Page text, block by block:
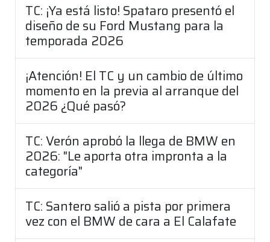
TC: ¡Ya está listo! Spataro presentó el
diseño de su Ford Mustang para la
temporada 2026
¡Atención! El TC y un cambio de último
momento en la previa al arranque del
2026 ¿Qué pasó?
TC: Verón aprobó la llega de BMW en
2026: "Le aporta otra impronta a la
categoría"
TC: Santero salió a pista por primera
vez con el BMW de cara a El Calafate